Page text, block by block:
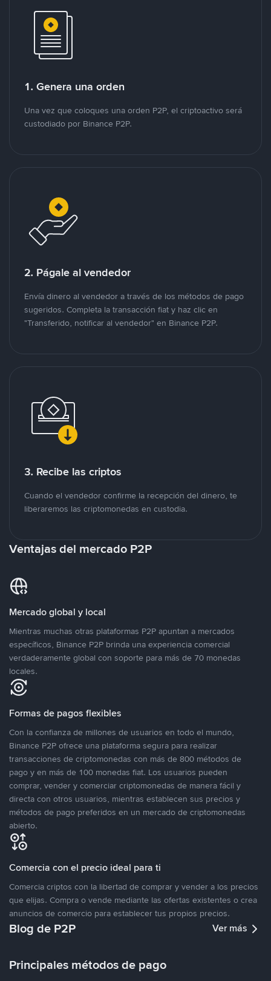
1. Genera una orden
Una vez que coloques una orden P2P, el criptoactivo será
custodiado por Binance P2P.
2. Págale al vendedor
Envía dinero al vendedor a través de los métodos de pago
sugeridos. Completa la transacción fiat y haz clic en
"Transferido, notificar al vendedor" en Binance P2P.
3. Recibe las criptos
Cuando el vendedor confirme la recepción del dinero, te
liberaremos las criptomonedas en custodia.
Ventajas del mercado P2P
Mercado global y local
Mientras muchas otras plataformas P2P apuntan a mercados
específicos, Binance P2P brinda una experiencia comercial
verdaderamente global con soporte para más de 70 monedas
locales.
Formas de pagos flexibles
Con la confianza de millones de usuarios en todo el mundo,
Binance P2P ofrece una plataforma segura para realizar
transacciones de criptomonedas con más de 800 métodos de
pago y en más de 100 monedas fiat. Los usuarios pueden
comprar, vender y comerciar criptomonedas de manera fácil y
directa con otros usuarios, mientras establecen sus precios y
métodos de pago preferidos en un mercado de criptomonedas
abierto.
Comercia con el precio ideal para ti
Comercia criptos con la libertad de comprar y vender a los precios
que elijas. Compra o vende mediante las ofertas existentes o crea
anuncios de comercio para establecer tus propios precios.
Blog de P2P Ver más
Principales métodos de pago